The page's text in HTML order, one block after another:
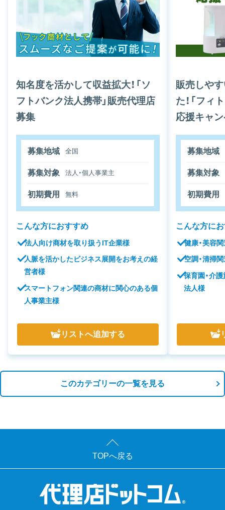
知名度を活かして収益拡大！「ソ
フトバンク法人携帯」販売代理店
募集
募集地域 全国
募集対象 法人・個人事業主
初期費用 無料
こんな方におすすめ
法人向け商材を取り扱うIT企業様
人脈を活かしたビジネス展開をお考えの経
営者様
スマートフォン関連の商材に関心のある個
人事業主様
リストへ追加する
販売しや
た！「フィ
応援キャ
募集地域
募集対象
初期費用
こんな方に
健康・美容
空調・清掃
保育園・介
法人様
このカテゴリーの一覧を見る
TOPへ戻る